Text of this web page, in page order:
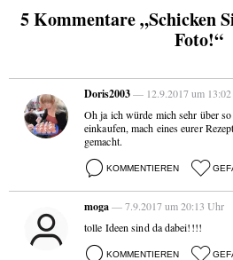
5 Kommentare „Schicken
Foto!“
Doris2003— 12.9.2017 um
Oh ja ich würde mich sehr über
einkaufen, mach eines eurer
gemacht.
KOMMENTIEREN
moga— 7.9.2017 um 20:13 Uhr
tolle Ideen sind da dabei!!!!
KOMMENTIEREN